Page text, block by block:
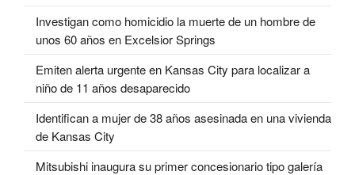
Investigan como homicidio la muerte de un hombre de
unos 60 años en Excelsior Springs
Emiten alerta urgente en Kansas City para localizar a
niño de 11 años desaparecido
Identifican a mujer de 38 años asesinada en una vivienda
de Kansas City
Mitsubishi inaugura su primer concesionario tipo galería